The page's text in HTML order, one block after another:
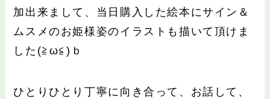
加出来まして、当日購入した絵本にサイン＆
ムスメのお姫様姿のイラストも描いて頂けま
した(≧ω≦)ｂ
ひとりひとり丁寧に向き合って、お話して、